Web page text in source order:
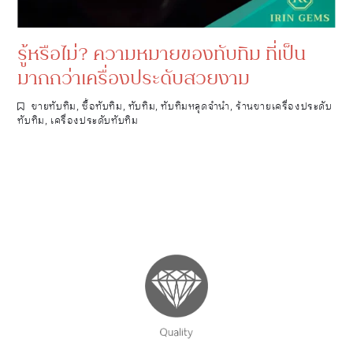
รู้หรือไม่? ความหมายของทับทิม ที่เป็น
มากกว่าเครื่องประดับสวยงาม
ขายทับทิม,ซื้อทับทิม, ทับทิม,ทับทิมหลุดจำนำ,ร้านขายเครื่องประดับ
ทับทิม, เครื่องประดับทับทิม